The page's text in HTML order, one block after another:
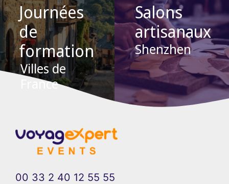
Journées
de
formation
Villes de
France
Salons
artisanaux
Shenzhen
00 33 2 40 12 55 55